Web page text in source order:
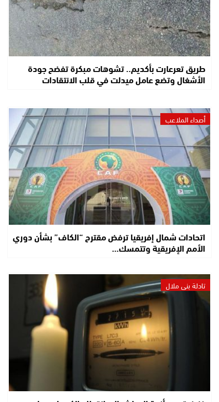
طريق تعرعارت بأكديم.. تشوهات مبكرة تفضح جودة
الأشغال وتضع عامل ميدلت في قلب الانتقادات
أصداء الملاعب
اتحادات شمال إفريقيا ترفض مقترح “الكاف” بشأن دوري
الأمم الإفريقية وتتمسك…
تادلة بني ملال